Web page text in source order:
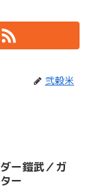
弐穀米
ー鎧武／ガ
ー